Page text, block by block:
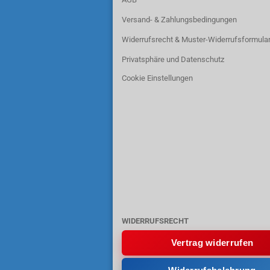
Versand- & Zahlungsbedingungen
Widerrufsrecht & Muster-Widerrufsformular
Privatsphäre und Datenschutz
Cookie Einstellungen
WIDERRUFSRECHT
Vertrag widerrufen